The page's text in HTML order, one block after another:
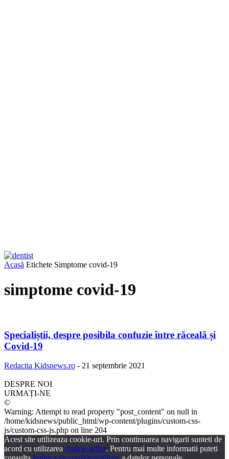
Acasă Etichete Simptome covid-19
simptome covid-19
Specialiștii, despre posibila confuzie între răceală și
Covid-19
Redactia Kidsnews.ro - 21 septembrie 2021
DESPRE NOI
URMAȚI-NE
©
Warning: Attempt to read property "post_content" on null in
/home/kidsnews/public_html/wp-content/plugins/custom-css-
js/custom-css-js.php on line 204
Acest site utilizeaza cookie-uri. Prin continuarea navigarii sunteti de
acord cu utilizarea cookie-urilor. Pentru mai multe informatii puteti